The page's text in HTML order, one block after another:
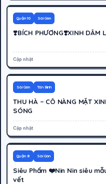
250K
Quận 10 Sài Gòn
❣️BÍCH PHƯƠNG❣️XINH DÂM
Cập nhật
400K
Sài Gòn Tân Bình
THU HÀ – CÔ NÀNG MẶT
SÓNG
Cập nhật
1000K
Quận 8 Sài Gòn
Siêu Phẩm ❤️Nin Nin siêu
vết